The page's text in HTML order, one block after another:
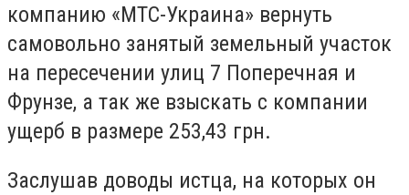
компанию «МТС-Украина» вернуть
самовольно занятый земельный участок
на пересечении улиц 7 Поперечная и
Фрунзе, а так же взыскать с компании
ущерб в размере 253,43 грн.
Заслушав доводы истца, на которых он